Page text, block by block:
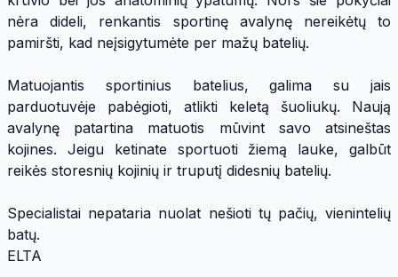
nėra dideli, renkantis sportinę avalynę nereikėtų to
pamiršti, kad neįsigytumėte per mažų batelių.
Matuojantis sportinius batelius, galima su jais
parduotuvėje pabėgioti, atlikti keletą šuoliukų. Naują
avalynę patartina matuotis mūvint savo atsineštas
kojines. Jeigu ketinate sportuoti žiemą lauke, galbūt
reikės storesnių kojinių ir truputį didesnių batelių.
Specialistai nepataria nuolat nešioti tų pačių, vienintelių
batų.
ELTA